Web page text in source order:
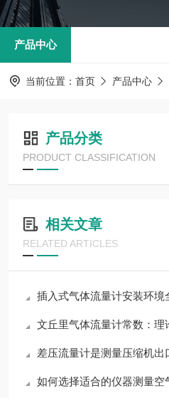
产品中心
当前位置： 首页 产品中心
产品分类
PRODUCT CLASSIFICATION
相关文章
RELATED ARTICLES
插入式气体流量计安装环境全
文丘里气体流量计常数：理
差压流量计是测量压缩机
如何选择适合的仪器测量空